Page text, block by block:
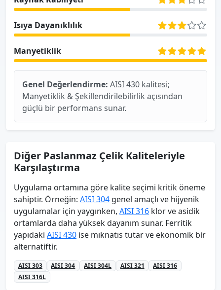
Isıya Dayanıklılık
Manyetiklik
Genel Değerlendirme: AISI 430 kalitesi;
Manyetiklik & Şekillendirilebilirlik açısından
güçlü bir performans sunar.
Diğer Paslanmaz Çelik Kaliteleriyle
Karşılaştırma
Uygulama ortamına göre kalite seçimi kritik öneme
sahiptir. Örneğin: AISI 304 genel amaçlı ve hijyenik
uygulamalar için yaygınken, AISI 316 klor ve asidik
ortamlarda daha yüksek dayanım sunar. Ferritik
yapıdaki AISI 430 ise mıknatıs tutar ve ekonomik bir
alternatiftir.
AISI 303 AISI 304 AISI 304L AISI 321
AISI 316
AISI 316L